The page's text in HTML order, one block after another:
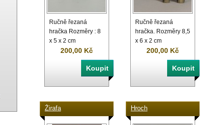
Ručně řezaná
hračka Rozměry : 8
x 5 x 2 cm
200,00 Kč
Ručně řezaná
hračka. Rozměry 8,5
x 6 x 2 cm
200,00 Kč
Žirafa Hroch